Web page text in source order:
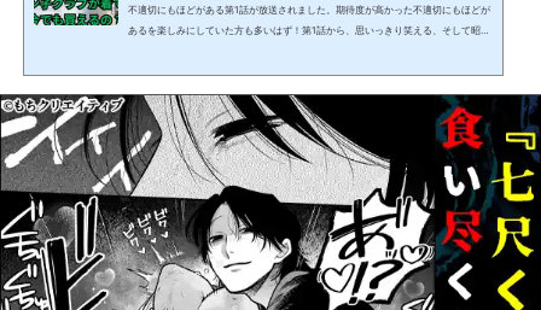
不適切にもほどがある第1話が放送されました。期待度が高かった不適切にもほどが
あるを楽しみにしていた方も多いはず！第1話から、思いっきり笑える、そして昭和
には錦糸町で買った偽物）したセーラーズについて、また、当時、セーラーズを着
用していたおニャン子クラブの映像を見る方法についても解説します。 【不適切に
もほどがある】第1話セーラーズって何？セーラ...